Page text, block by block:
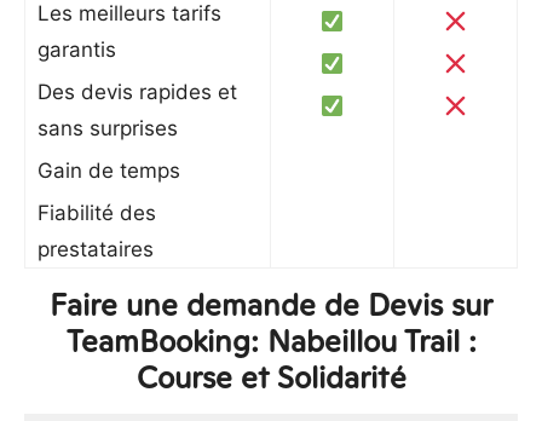
Les meilleurs tarifs
garantis
Des devis rapides et
sans surprises
Gain de temps
Fiabilité des
prestataires
Faire une demande de Devis sur
TeamBooking: Nabeillou Trail :
Course et Solidarité